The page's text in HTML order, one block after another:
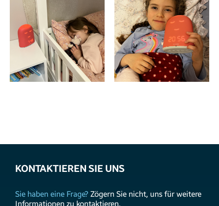
KONTAKTIEREN SIE UNS
Sie haben eine Frage? Zögern Sie nicht, uns für weitere
Informationen zu kontaktieren.